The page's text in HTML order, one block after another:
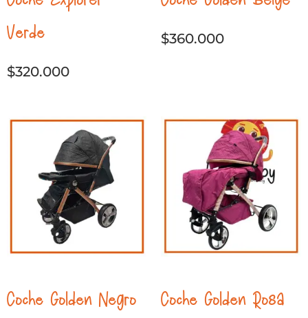
Verde
$320.000
$360.000
Coche Golden Negro Coche Golden Rosa